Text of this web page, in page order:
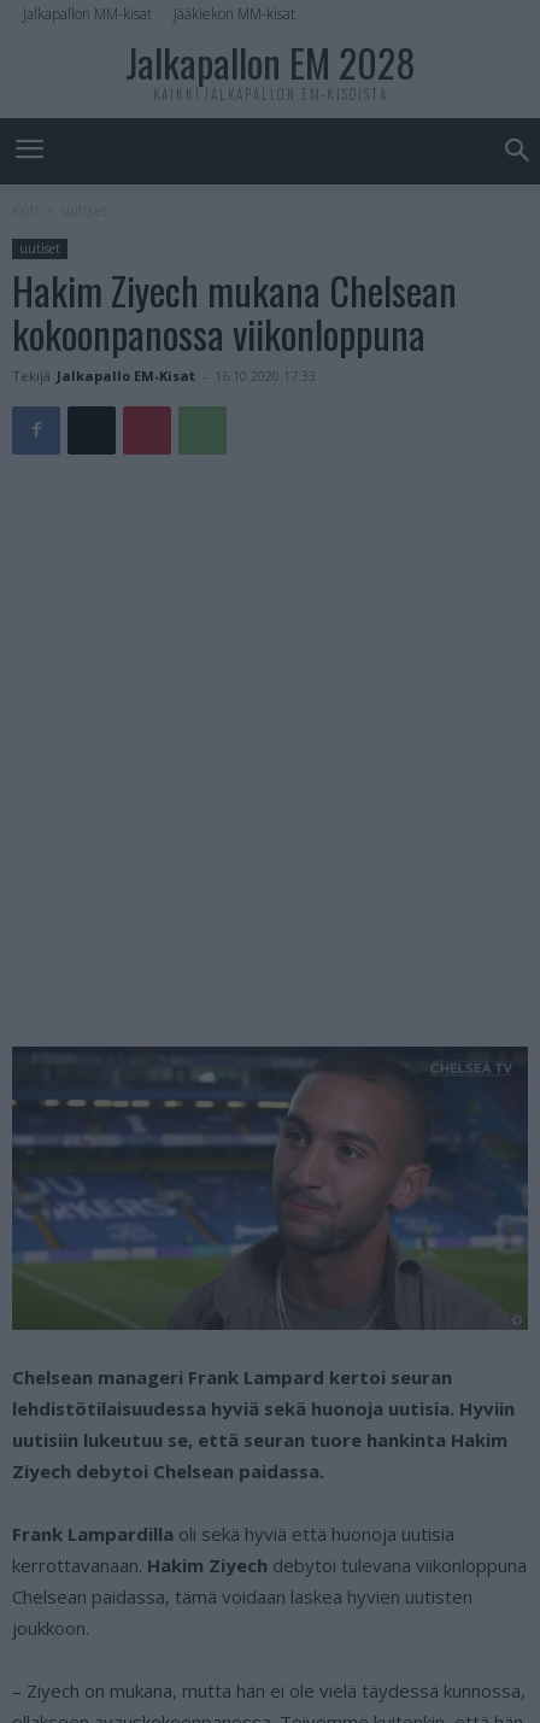
Jalkapallon MM-kisat Jääkiekon MM-kisat
Jalkapallon EM 2028
KAIKKI JALKAPALLON EM-KISOISTA
uutiset
Hakim Ziyech mukana Chelsean
kokoonpanossa viikonloppuna
Tekijä Jalkapallo EM-Kisat - 16.10.2020 17:33
Chelsean manageri Frank Lampard kertoi seuran
lehdistötilaisuudessa hyviä sekä huonoja uutisia. Hyviin
uutisiin lukeutuu se, että seuran tuore hankinta Hakim
Ziyech debytoi Chelsean paidassa.
Frank Lampardilla oli sekä hyviä että huonoja uutisia
kerrottavanaan. Hakim Ziyech debytoi tulevana viikonloppuna
Chelsean paidassa, tämä voidaan laskea hyvien uutisten
joukkoon.
– Ziyech on mukana, mutta hän ei ole vielä täydessä kunnossa,